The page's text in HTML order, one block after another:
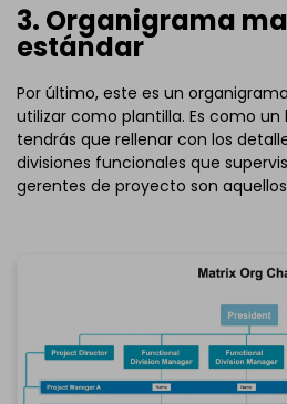
También puedes probar
3. Organigrama
estándar
Por último, este es un
utilizar como plantilla. Es como un
tendrás que rellenar con los
divisiones funcionales que
gerentes de proyecto son